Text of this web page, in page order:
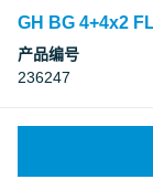
GH BG 4+4x2
产品编号
236247